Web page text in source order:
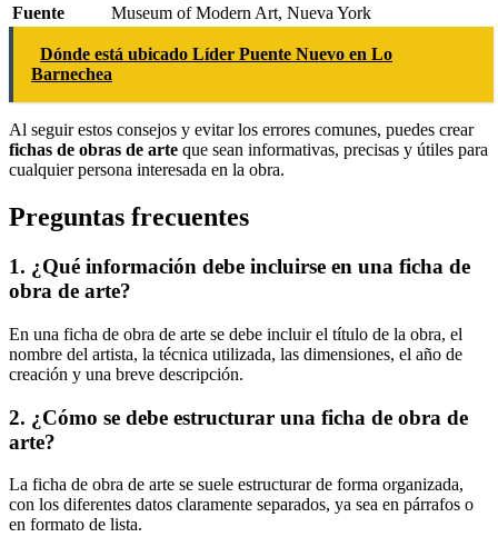
Fuente
Museum of Modern Art, Nueva York
Dónde está ubicado Líder Puente Nuevo en Lo
Barnechea
Al seguir estos consejos y evitar los errores comunes, puedes crear
fichas de obras de arte que sean informativas, precisas y útiles para
cualquier persona interesada en la obra.
Preguntas frecuentes
1. ¿Qué información debe incluirse en una ficha de
obra de arte?
En una ficha de obra de arte se debe incluir el título de la obra, el
nombre del artista, la técnica utilizada, las dimensiones, el año de
creación y una breve descripción.
2. ¿Cómo se debe estructurar una ficha de obra de
arte?
La ficha de obra de arte se suele estructurar de forma organizada,
con los diferentes datos claramente separados, ya sea en párrafos o
en formato de lista.